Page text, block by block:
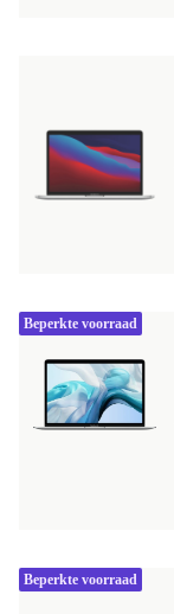
Beperkte voorraad
Beperkte voorraad